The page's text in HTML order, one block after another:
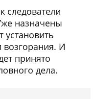
следователи
назначены
установить
И
принято
дела.